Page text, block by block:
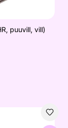
puuvill, vill)
Butterfly